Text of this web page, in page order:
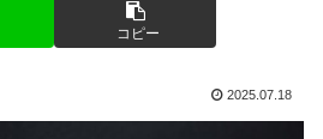
コピー
2025.07.18